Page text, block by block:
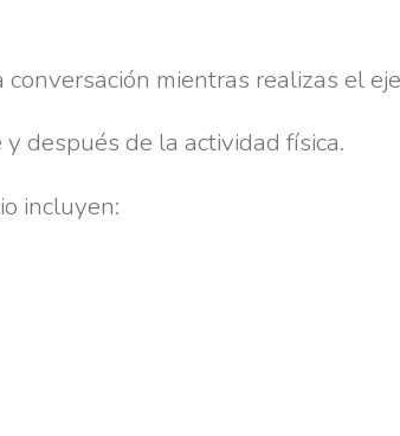
mientras realizas el
después de la actividad física.
incluyen: